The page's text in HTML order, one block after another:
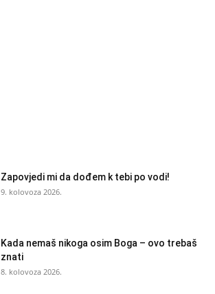
Zapovjedi mi da dođem k tebi po vodi!
9. kolovoza 2026.
Kada nemaš nikoga osim Boga – ovo trebaš
znati
8. kolovoza 2026.